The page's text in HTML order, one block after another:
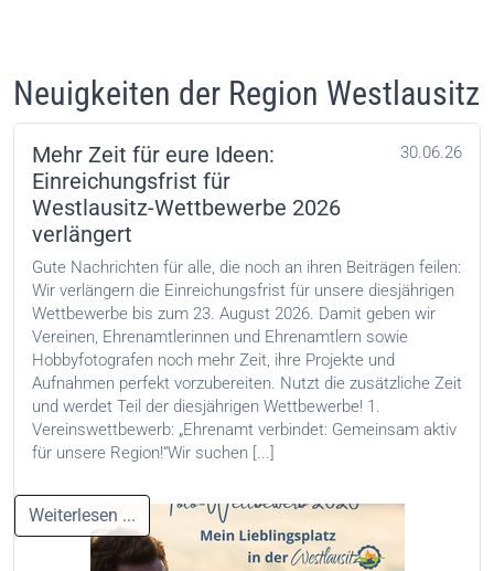
Neuigkeiten der Region Westlausitz
Mehr Zeit für eure Ideen:
Einreichungsfrist für
Westlausitz-Wettbewerbe 2026
verlängert
30.06.26
Gute Nachrichten für alle, die noch an ihren Beiträgen feilen:
Wir verlängern die Einreichungsfrist für unsere diesjährigen
Wettbewerbe bis zum 23. August 2026. Damit geben wir
Vereinen, Ehrenamtlerinnen und Ehrenamtlern sowie
Hobbyfotografen noch mehr Zeit, ihre Projekte und
Aufnahmen perfekt vorzubereiten. Nutzt die zusätzliche Zeit
und werdet Teil der diesjährigen Wettbewerbe! 1.
Vereinswettbewerb: „Ehrenamt verbindet: Gemeinsam aktiv
für unsere Region!“Wir suchen [...]
Weiterlesen ...